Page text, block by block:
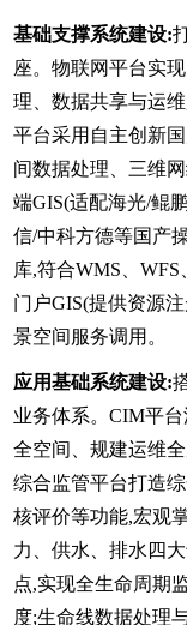
基础支撑系统建设:
座。物联网平台实
理、数据共享与运
平台采用自主创新
间数据处理、三维
端GIS(适配海光/鲲
信/中科方德等国产
库,符合WMS、
门户GIS(提供资源
景空间服务调用。
应用基础系统建设:
业务体系。CIM平
全空间、规建运维
综合监管平台打造
核评价等功能,宏观
力、供水、排水四
点,实现全生命周期
度;生命线数据处理